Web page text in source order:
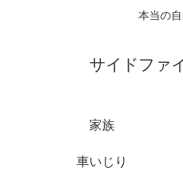
本当の
サイドファ
家族
車いじり